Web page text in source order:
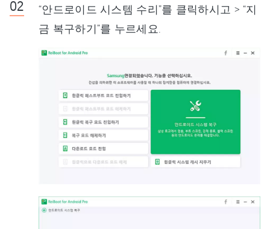
“안드로이드 시스템 수리”를 클릭하시고 > “지
금 복구하기”를 누르세요.